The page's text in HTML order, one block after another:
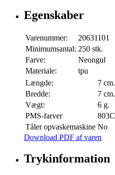
Egenskaber
Varenummer:
20631101
Minimumsantal: 250 stk.
Farve:
Neongul
Materiale:
tpu
Længde:
7 cm.
Bredde:
7 cm.
Vægt:
6 g.
PMS-farver
803C
Tåler opvaskemaskine No
Download PDF af varen
Trykinformation